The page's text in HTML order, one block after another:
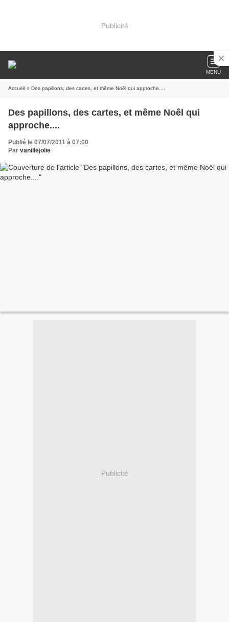
Publicité
MENU
Accueil » Des papillons, des cartes, et même Noêl qui approche....
Des papillons, des cartes, et même Noêl qui
approche....
Publié le 07/07/2011 à 07:00
Par vanillejolie
Publicité